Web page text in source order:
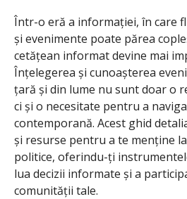
Într-o eră a informației, în care
și evenimente poate părea
cetățean informat devine mai
Înțelegerea și cunoașterea
țară și din lume nu sunt doar o
ci și o necesitate pentru a
contemporană. Acest ghid
și resurse pentru a te menține
politice, oferindu-ți
lua decizii informate și a
comunității tale.